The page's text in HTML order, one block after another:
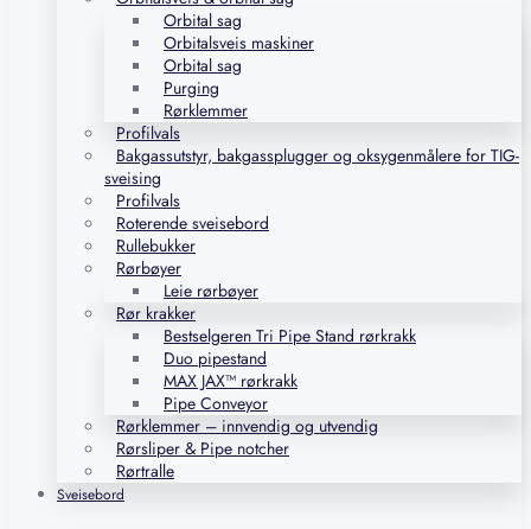
Orbital sag
Orbitalsveis maskiner
Orbital sag
Purging
Rørklemmer
Profilvals
Bakgassutstyr, bakgassplugger og oksygenmålere for TIG-
sveising
Profilvals
Roterende sveisebord
Rullebukker
Rørbøyer
Leie rørbøyer
Rør krakker
Bestselgeren Tri Pipe Stand rørkrakk
Duo pipestand
MAX JAX™ rørkrakk
Pipe Conveyor
Rørklemmer – innvendig og utvendig
Rørsliper & Pipe notcher
Rørtralle
Sveisebord